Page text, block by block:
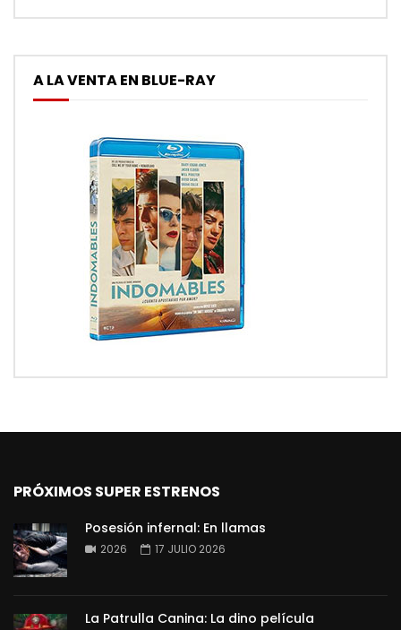
A LA VENTA EN BLUE-RAY
PRÓXIMOS SUPER ESTRENOS
Posesión infernal: En llamas
2026 17 JULIO 2026
La Patrulla Canina: La dino película